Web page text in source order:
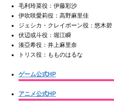
毛利玲菜役：伊藤彩沙
伊吹咲愛莉役：高野麻里佳
ジェシカ・クレイボーン役：悠木碧
伏辺或斗役：堀江瞬
湊亞希役：井上麻里奈
トリス役：もものはるな
ゲーム公式HP
アニメ公式HP